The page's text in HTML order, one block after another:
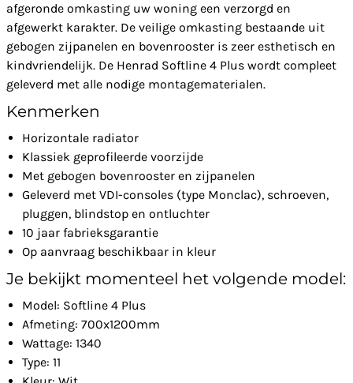
afgeronde omkasting uw woning een verzorgd en
afgewerkt karakter. De veilige omkasting bestaande uit
gebogen zijpanelen en bovenrooster is zeer esthetisch en
kindvriendelijk. De Henrad Softline 4 Plus wordt compleet
geleverd met alle nodige montagematerialen.
Kenmerken
Horizontale radiator
Klassiek geprofileerde voorzijde
Met gebogen bovenrooster en zijpanelen
Geleverd met VDI-consoles (type Monclac), schroeven,
pluggen, blindstop en ontluchter
10 jaar fabrieksgarantie
Op aanvraag beschikbaar in kleur
Je bekijkt momenteel het volgende model:
Model: Softline 4 Plus
Afmeting: 700x1200mm
Wattage: 1340
Type: 11